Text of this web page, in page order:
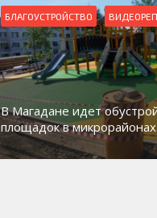
БЛАГОУСТРОЙСТВО
В Магадане идет
площадок в микрорайонах.